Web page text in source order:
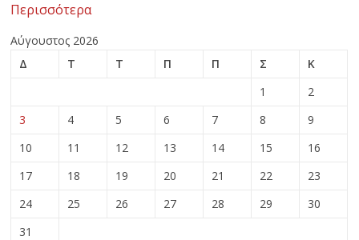
Περισσότερα
Αύγουστος 2026
Δ
Τ Τ Π Π Σ
Κ
1
2
3
4 5 6 7 8
9
10
11 12 13 14 15
16
17
18 19 20 21 22
23
24
25 26 27 28 29
30
31